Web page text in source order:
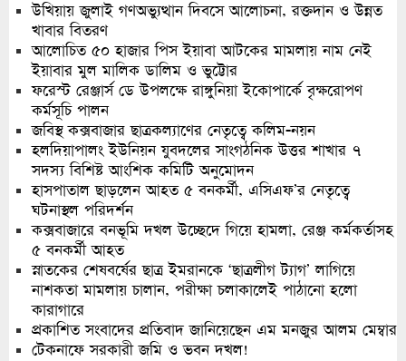
উখিয়ায় জুলাই গণঅভ্যুত্থান দিবসে আলোচনা, রক্তদান ও উন্নত
খাবার বিতরণ
আলোচিত ৫০ হাজার পিস ইয়াবা আটকের মামলায় নাম নেই
ইয়াবার মুল মালিক ডালিম ও ভুট্টোর
ফরেস্ট রেঞ্জার্স ডে উপলক্ষে রাঙ্গুনিয়া ইকোপার্কে বৃক্ষরোপণ
কর্মসূচি পালন
জবিস্থ কক্সবাজার ছাত্রকল্যাণের নেতৃত্বে কলিম-নয়ন
হলদিয়াপালং ইউনিয়ন যুবদলের সাংগঠনিক উত্তর শাখার ৭
সদস্য বিশিষ্ট আংশিক কমিটি অনুমোদন
হাসপাতাল ছাড়লেন আহত ৫ বনকর্মী, এসিএফ’র নেতৃত্বে
ঘটনাস্থল পরিদর্শন
কক্সবাজারে বনভূমি দখল উচ্ছেদে গিয়ে হামলা, রেঞ্জ কর্মকর্তাসহ
৫ বনকর্মী আহত
স্নাতকের শেষবর্ষের ছাত্র ইমরানকে ‘ছাত্রলীগ ট্যাগ’ লাগিয়ে
নাশকতা মামলায় চালান, পরীক্ষা চলাকালেই পাঠানো হলো
কারাগারে
প্রকাশিত সংবাদের প্রতিবাদ জানিয়েছেন এম মনজুর আলম মেম্বার
টেকনাফে সরকারী জমি ও ভবন দখল!